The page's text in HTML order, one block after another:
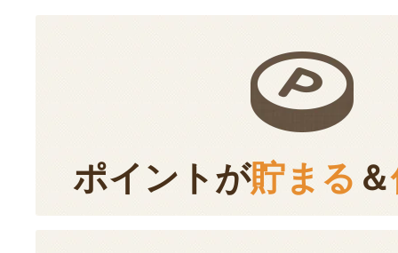
ポイントが貯まる ＆